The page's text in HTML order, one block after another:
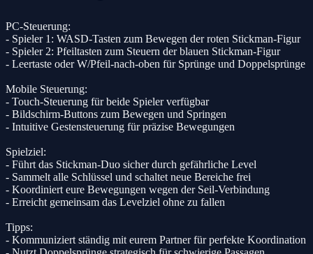
PC-Steuerung:
- Spieler 1: WASD-Tasten zum Bewegen der roten Stickman-Figur
- Spieler 2: Pfeiltasten zum Steuern der blauen Stickman-Figur
- Leertaste oder W/Pfeil-nach-oben für Sprünge und Doppelsprünge
Mobile Steuerung:
- Touch-Steuerung für beide Spieler verfügbar
- Bildschirm-Buttons zum Bewegen und Springen
- Intuitive Gestensteuerung für präzise Bewegungen
Spielziel:
- Führt das Stickman-Duo sicher durch gefährliche Level
- Sammelt alle Schlüssel und schaltet neue Bereiche frei
- Koordiniert eure Bewegungen wegen der Seil-Verbindung
- Erreicht gemeinsam das Levelziel ohne zu fallen
Tipps:
- Kommuniziert ständig mit eurem Partner für perfekte Koordination